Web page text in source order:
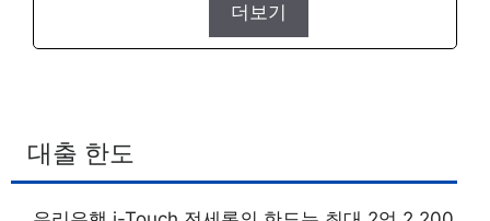
더보기
대출 한도